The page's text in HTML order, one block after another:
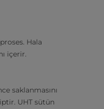
Hala
içerir.
saklanmasını
UHT sütün